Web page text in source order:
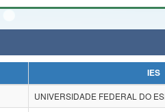
Banco Central do Brasil
IES
UNIVERSIDADE FEDERAL DO